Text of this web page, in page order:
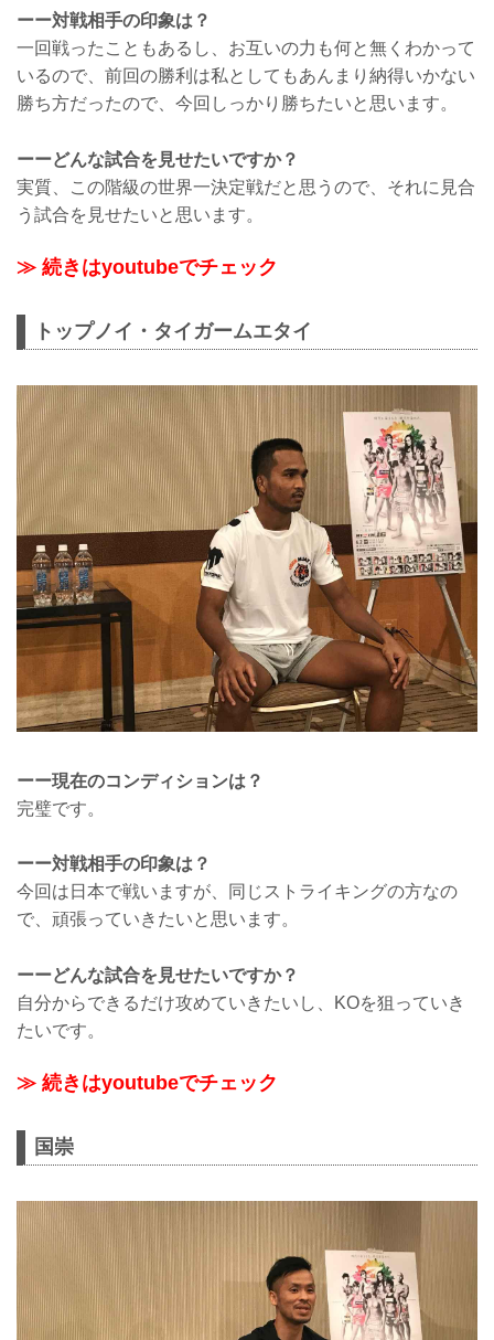
ーー対戦相手の印象は？
一回戦ったこともあるし、お互いの力も何と無くわかって
いるので、前回の勝利は私としてもあんまり納得いかない
勝ち方だったので、今回しっかり勝ちたいと思います。
ーーどんな試合を見せたいですか？
実質、この階級の世界一決定戦だと思うので、それに見合
う試合を見せたいと思います。
≫ 続きはyoutubeでチェック
トップノイ・タイガームエタイ
ーー現在のコンディションは？
完璧です。
ーー対戦相手の印象は？
今回は日本で戦いますが、同じストライキングの方なの
で、頑張っていきたいと思います。
ーーどんな試合を見せたいですか？
自分からできるだけ攻めていきたいし、KOを狙っていき
たいです。
≫ 続きはyoutubeでチェック
国崇